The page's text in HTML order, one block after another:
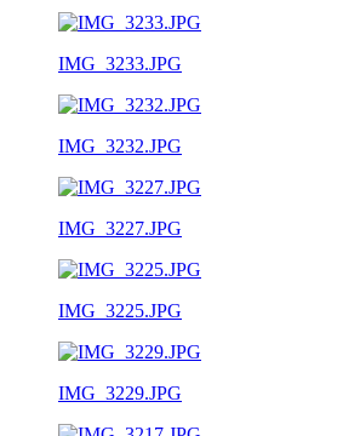
IMG_3233.JPG
IMG_3232.JPG
IMG_3227.JPG
IMG_3225.JPG
IMG_3229.JPG